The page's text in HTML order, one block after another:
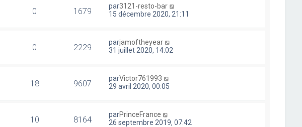
0 1679 par3121-resto-bar
15 décembre 2020, 21:11
0 2229 parjamoftheyear
31 juillet 2020, 14:02
18 9607 parVictor761993
29 avril 2020, 00:05
10 8164 parPrinceFrance
26 septembre 2019, 07:42